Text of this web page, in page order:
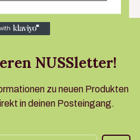
NUSSletter!
zu neuen Produkten
in deinen Posteingang.